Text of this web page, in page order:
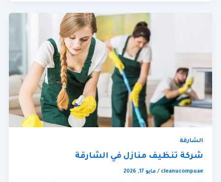
الشارقة
شركة تنظيف منازل في الشارقة
cleanucompuae
/ مايو 17, 2026